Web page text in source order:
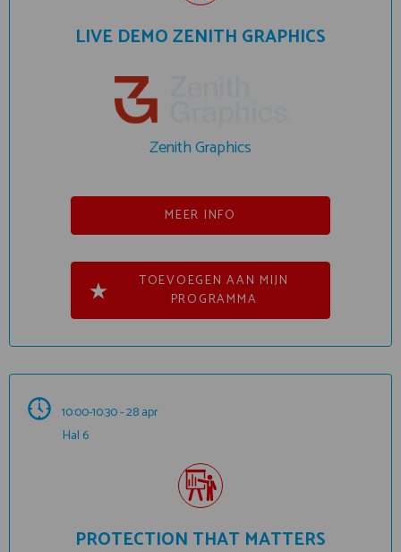
LIVE DEMO ZENITH GRAPHICS
Zenith Graphics
MEER INFO
TOEVOEGEN AAN MIJN
PROGRAMMA
10:00-10:30 - 28 apr
Hal 6
PROTECTION THAT MATTERS